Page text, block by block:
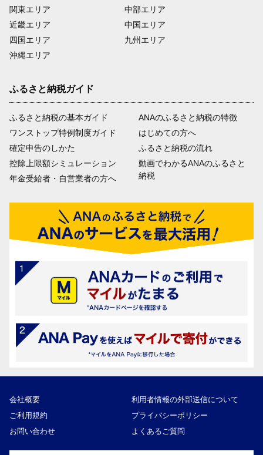
関東エリア
近畿エリア
四国エリア
沖縄エリア
中部エリア
中国エリア
九州エリア
ふるさと納税ガイド
ふるさと納税の基本ガイド
ワンストップ特例制度ガイド
確定申告のしかた
控除上限額シミュレーション
年金受給者・自営業者の方へ
ANAのふるさと納税の特徴
はじめての方へ
ふるさと納税の流れ
動画でわかるANAのふるさと
納税
会社概要
利用者情報の外部送信について
ご利用規約
プライバシーポリシー
お問い合わせ
よくあるご質問